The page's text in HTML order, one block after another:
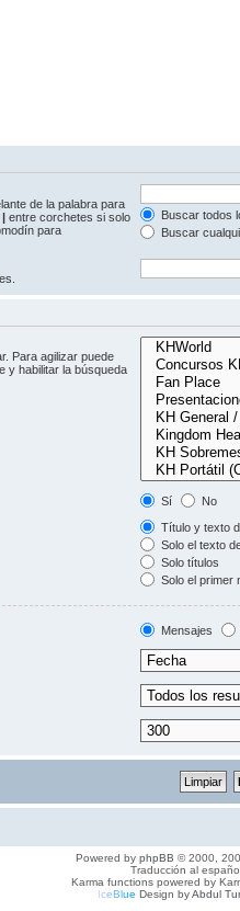
de la palabra para
| entre corchetes si solo
para
Buscar todos
Buscar
Para agilizar puede
y habilitar la búsqueda
Sí
No
Título y texto
Solo el texto
Solo títulos
Solo el primer
Mensajes
Powered by phpBB © 2000,
Traducción al
Karma functions powered by
IceBlue Design byAbdul